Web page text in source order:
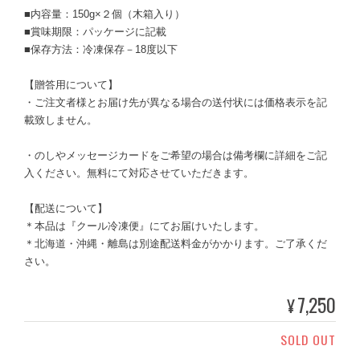
■内容量：150g×２個（木箱入り）
■賞味期限：パッケージに記載
■保存方法：冷凍保存－18度以下
【贈答用について】
・ご注文者様とお届け先が異なる場合の送付状には価格表示を記
載致しません。
・のしやメッセージカードをご希望の場合は備考欄に詳細をご記
入ください。無料にて対応させていただきます。
【配送について】
＊本品は『クール冷凍便』にてお届けいたします。
＊北海道・沖縄・離島は別途配送料金がかかります。ご了承くだ
さい。
¥7,250
SOLD OUT